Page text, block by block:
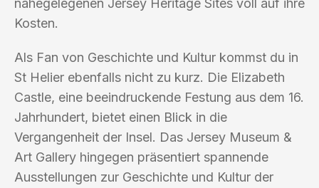
nahegelegenen Jersey Heritage Sites voll auf ihre
Kosten.
Als Fan von Geschichte und Kultur kommst du in
St Helier ebenfalls nicht zu kurz. Die Elizabeth
Castle, eine beeindruckende Festung aus dem 16.
Jahrhundert, bietet einen Blick in die
Vergangenheit der Insel. Das Jersey Museum &
Art Gallery hingegen präsentiert spannende
Ausstellungen zur Geschichte und Kultur der